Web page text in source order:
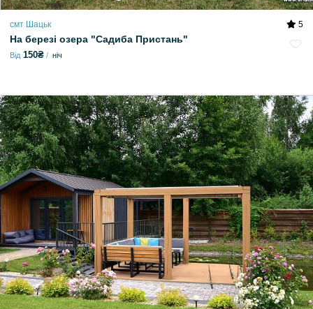
смт Шацьк 5
На березі озера "Садиба Пристань"
Від 150₴ ніч